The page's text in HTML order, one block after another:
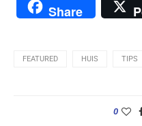
Share
FEATURED HUIS TIPS
0